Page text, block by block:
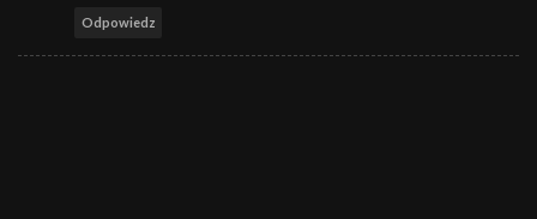
Odpowiedz